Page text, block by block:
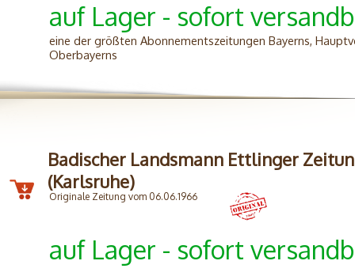
auf Lager - sofort
eine der größten Abonnementszeitungen Bayerns,
Oberbayerns
Badischer Landsmann Ettlinger
(Karlsruhe)
Originale Zeitung vom 06.06.1966
auf Lager - sofort